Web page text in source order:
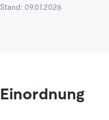
Stand: 09.01.2026
Einordnung